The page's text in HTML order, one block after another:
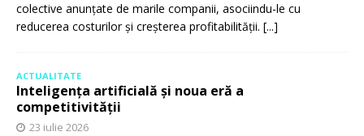
colective anunțate de marile companii, asociindu-le cu
reducerea costurilor și creșterea profitabilității. [...]
ACTUALITATE
Inteligența artificială și noua eră a
competitivității
23 iulie 2026